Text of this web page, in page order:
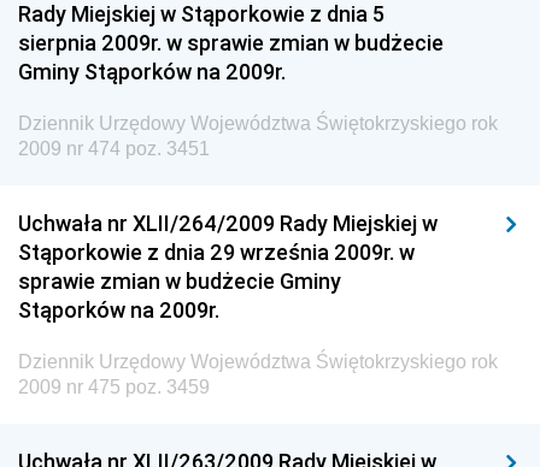
Dziennik Urzędowy Ministerstwa Rolnictwa i
Gospodarki Żywnościowej
Społecznej
Dziennik Urzędowy Ministra Cyfryzacji
Dziennik Urzędowy Ministra Infrastruktury i
Budownictwa
Dziennik Urzędowy Ministra Gospodarki Morskiej i
Dziennik Urzędowy Ministra Energii
Rady Miejskiej w Stąporkowie z dnia 5
sierpnia 2009r. w sprawie zmian w budżecie
Gminy Stąporków na 2009r.
Dziennik Urzędowy Województwa Świętokrzyskiego rok
2009 nr 474 poz. 3451
Uchwała nr XLII/264/2009 Rady Miejskiej w
Stąporkowie z dnia 29 września 2009r. w
sprawie zmian w budżecie Gminy
Stąporków na 2009r.
Dziennik Urzędowy Województwa Świętokrzyskiego rok
2009 nr 475 poz. 3459